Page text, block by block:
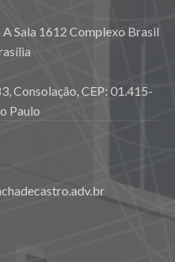
Sala 1612 Complexo Brasil
Consolação, CEP: 01.415-
Paulo